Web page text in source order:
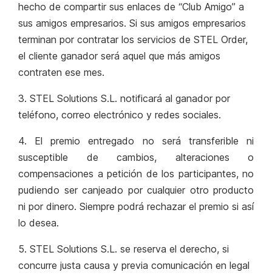
hecho de compartir sus enlaces de “Club Amigo” a
sus amigos empresarios. Si sus amigos empresarios
terminan por contratar los servicios de STEL Order,
el cliente ganador será aquel que más amigos
contraten ese mes.
3. STEL Solutions S.L. notificará al ganador por
teléfono, correo electrónico y redes sociales.
4. El premio entregado no será transferible ni
susceptible de cambios, alteraciones o
compensaciones a petición de los participantes, no
pudiendo ser canjeado por cualquier otro producto
ni por dinero. Siempre podrá rechazar el premio si así
lo desea.
5. STEL Solutions S.L. se reserva el derecho, si
concurre justa causa y previa comunicación en legal